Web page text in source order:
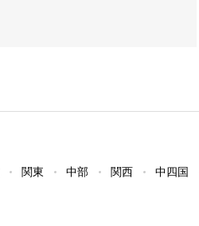
関東 中部 関西 中四国